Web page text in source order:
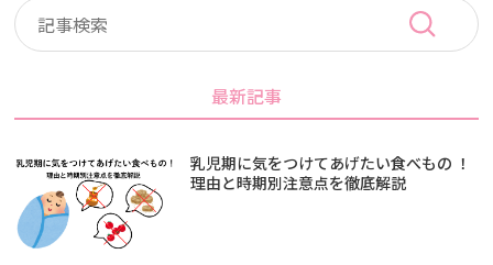
最新記事
乳児期に気をつけてあげたい食べもの ！
理由と時期別注意点を徹底解説